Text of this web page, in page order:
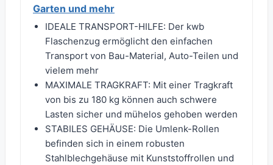
Garten und mehr
IDEALE TRANSPORT-HILFE: Der kwb
Flaschenzug ermöglicht den einfachen
Transport von Bau-Material, Auto-Teilen und
vielem mehr
MAXIMALE TRAGKRAFT: Mit einer Tragkraft
von bis zu 180 kg können auch schwere
Lasten sicher und mühelos gehoben werden
STABILES GEHÄUSE: Die Umlenk-Rollen
befinden sich in einem robusten
Stahlblechgehäuse mit Kunststoffrollen und